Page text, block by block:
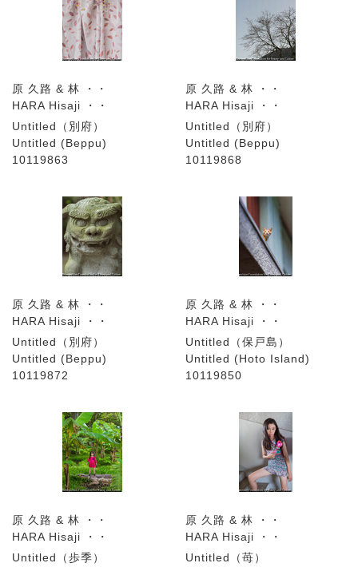
原 久路 & 林 ・・
HARA Hisaji ・・
Untitled（別府）
Untitled (Beppu)
10119863
原 久路 & 林 ・・
HARA Hisaji ・・
Untitled（別府）
Untitled (Beppu)
10119868
原 久路 & 林 ・・
HARA Hisaji ・・
Untitled（別府）
Untitled (Beppu)
10119872
原 久路 & 林 ・・
HARA Hisaji ・・
Untitled（保戸島）
Untitled (Hoto Island)
10119850
原 久路 & 林 ・・
HARA Hisaji ・・
Untitled（歩季）
原 久路 & 林 ・・
HARA Hisaji ・・
Untitled（苺）